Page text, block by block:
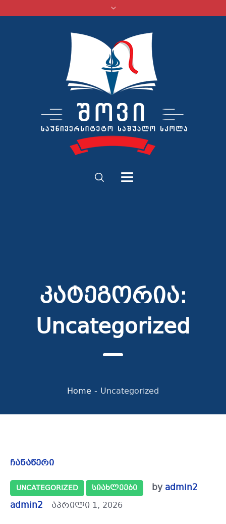
კატეგორია:
Uncategorized
Home - Uncategorized
ჩანაწერი
UNCATEGORIZED ᲡᲘᲐᲮᲚᲔᲔᲑᲘ byadmin2
admin2
აპრილი 1, 2026